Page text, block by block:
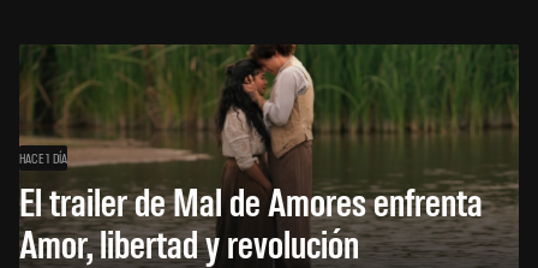
HACE 1 DÍA
El trailer de Mal de Amores enfrenta
Amor, libertad y revolución